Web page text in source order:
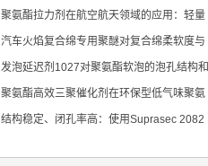
树脂和tgic的兼容性
聚氨酯拉力剂在航空航天领域的应用：轻量
化与高强度的完美结合
汽车火焰复合绵专用聚醚对复合绵柔软度与
手感的精细调控作用
发泡延迟剂1027对聚氨酯软泡的泡孔结构和
开孔率的调控作用
聚氨酯高效三聚催化剂在环保型低气味聚氨
酯发泡生产过程中的应用分析
结构稳定、闭孔率高：使用Suprasec 2082